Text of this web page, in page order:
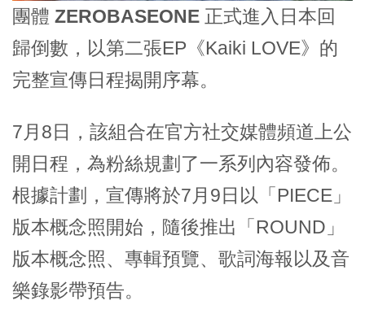
團體 ZEROBASEONE 正式進入日本回
歸倒數，以第二張EP《Kaiki LOVE》的
完整宣傳日程揭開序幕。
7月8日，該組合在官方社交媒體頻道上公
開日程，為粉絲規劃了一系列內容發佈。
根據計劃，宣傳將於7月9日以「PIECE」
版本概念照開始，隨後推出「ROUND」
版本概念照、專輯預覽、歌詞海報以及音
樂錄影帶預告。